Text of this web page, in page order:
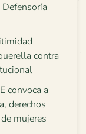
contra
convoca a
derechos
mujeres